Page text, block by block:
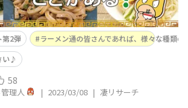
第2弾
ラーメン通の皆さんであれば、様々な種類
い♪
58
理人 | 2023/03/08 | 凄リサーチ